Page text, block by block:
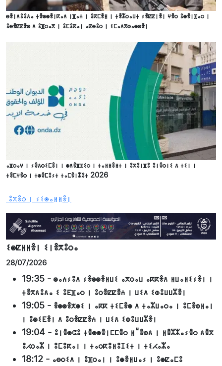
ⴱⴻⵏⴷⵓⵓⴷⴰ ⵜⴻⵙⵙⴻⵏⴽⴰⴷ ⵏⴼⴰⵄ ⵏ ⵓⴽⵎⴻⵍ ⵏ ⵜⴻⵣⵔⴰⵡⵜ ⵢⴻⵇⵇⵏⴻⵏ ⵖⴻⵔ ⵓⵙⴻⵏⴼⴰⵔ ⵏ
ⵓⴱⴻⵇⵇⴻⵙ ⴷ ⵓⴼⵔⴰⴳ ⵏ ⵓⵎⵓⴽⴰⵏ ⴰⵇⴱⵓⵔ ⵏ ⵉⵎⴰⴷⴳⵀⴰⵙⵙⴻⵏ
ⴰⴼⵔⴰⵖ ⵏ ⵢⴻⴷⵔⵉⵎⴻⵏ ⵏ ⵙⴷⴻⴼⴼⵉⵔ ⵏ ⵜⴰⵍⵍⴻⵍⵜ ⵏ ⵓⴳⵓⵏⴼⵓ ⵓⵏⴻⵔⵏⵉ ⴷ ⵜⵉⵏ ⵏ
ⵜⴻⵎⵖⴻⵔ ⵏ ⵜⵙⴻⵎⵓⵢⵜ ⵜⴰⵎⴻⵏⵣⵓⵜ 2026
ⵓⴳⴻⵔ ⵏ ⵢⵉⵙⴰⵍⵍⴻⵏ
ⵉⵙⵇⵍⵍⴻⵏ ⵉⵏⴻⴳⵓⵔⴰ
28/07/2026
19:35 - ⵙⴰⵄⵢⵓⴷ ⵢⴻⵙⵙⴻⵍⵡⵉ ⴰⴳⵔⴰⵡ ⴰⴽⴽⴻⴷ ⵍⵡⴰⵍⵉⵢⴻⵏ ⵏ
ⵜⴻⴳⴷⵓⴷⴰ ⵉ ⵓⴹⴼⴰⵔ ⵏ ⵓⵔⴻⵇⵇⴻⵄ ⵏ ⵡⵉⴷ ⵉⵀⵓⵡⵡⵣⴻⵏ
19:05 - ⴻⵙⵙⴻⵅⵙⵉ ⵏ ⴰⴽⴽ ⵜⵉⵎⴻⵙ ⴷ ⵜⴰⵣⵡⴰⵔⴰ ⵏ ⵓⵎⴻⵀⵍⴰⵏ
ⵏ ⵓⵙⵉⴹⴻⵏ ⴷ ⵓⵔⴻⵇⵇⴻⵄ ⵏ ⵡⵉⴷ ⵉⵀⵓⵡⵡⵣⴻⵏ
19:04 - ⵓⵏⴻⵙⵛⵓ ⵜⴻⵙⵙⴻⵏⵎⵎⴻⵔ ⵍⵯⴻⵀⴷ ⵏ ⵍⴻⵣⵣⴰⵢⴻⵔ ⴷⴻⴳ
ⵓⵃⵔⴰⵣ ⵏ ⵓⵎⵓⴽⴰⵏ ⵏ ⵜⴰⵔⴽⵓⵍⵓⵊⵉⵜ ⵏ ⵜⵉⵃⴰⵣⴰ
18:12 - ⴰⴱⵔⵉⴷ ⵏ ⵓⴼⵔⴰⵏ ⵏ ⵓⵙⴻⵍⵡⴰⵢ ⵏ ⵓⵙⵇⴰⵎⵓ